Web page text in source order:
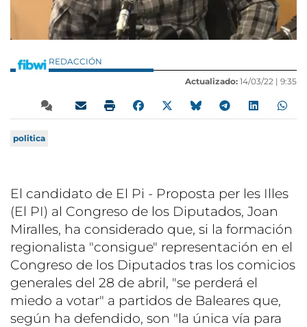
REDACCIÓN
Actualizado: 14/03/22 | 9:35
politica
El candidato de El Pi - Proposta per les Illes
(El PI) al Congreso de los Diputados, Joan
Miralles, ha considerado que, si la formación
regionalista "consigue" representación en el
Congreso de los Diputados tras los comicios
generales del 28 de abril, "se perderá el
miedo a votar" a partidos de Baleares que,
según ha defendido, son "la única vía para